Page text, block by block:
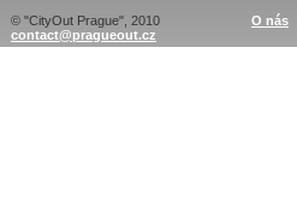
© "CityOut Prague", 2010
contact@pragueout.cz
O nás